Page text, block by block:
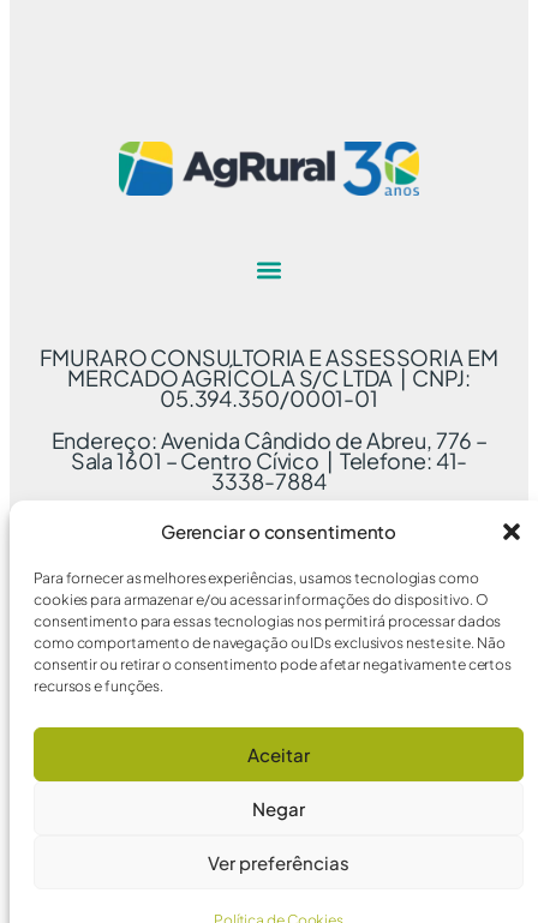
Gerenciar o consentimento
Para fornecer as melhores experiências, usamos tecnologias como
cookies para armazenar e/ou acessar informações do dispositivo. O
consentimento para essas tecnologias nos permitirá processar dados
como comportamento de navegação ou IDs exclusivos neste site. Não
consentir ou retirar o consentimento pode afetar negativamente certos
recursos e funções.
Aceitar
Negar
Ver preferências
FMURARO CONSULTORIA E ASSESSORIA EM
MERCADO AGRÍCOLA S/C LTDA | CNPJ:
05.394.350/0001-01
Endereço: Avenida Cândido de Abreu, 776 –
Sala 1601 – Centro Cívico | Telefone: 41-
3338-7884